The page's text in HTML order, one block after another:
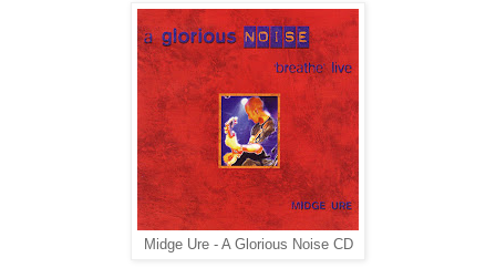
Midge Ure - A Glorious Noise CD